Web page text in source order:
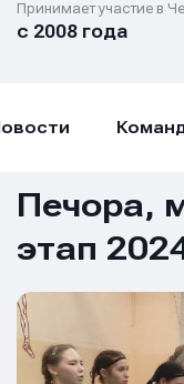
Принимает участие в
с 2008 года
Печора,
этап